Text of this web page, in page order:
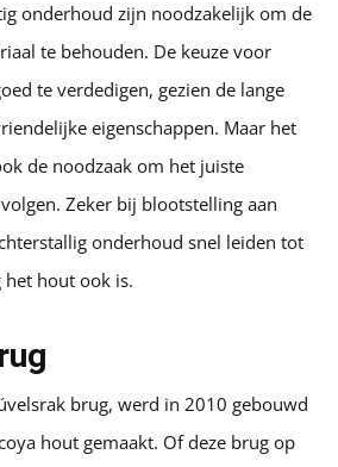
onderhoud zijn noodzakelijk om de
te behouden. De keuze voor
te verdedigen, gezien de lange
eigenschappen. Maar het
de noodzaak om het juiste
Zeker bij blootstelling aan
onderhoud snel leiden tot
het hout ook is.
brug, werd in 2010 gebouwd
hout gemaakt. Of deze brug op